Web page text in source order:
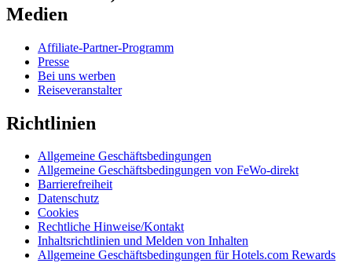
Medien
Affiliate-Partner-Programm
Presse
Bei uns werben
Reiseveranstalter
Richtlinien
Allgemeine Geschäftsbedingungen
Allgemeine Geschäftsbedingungen von FeWo-direkt
Barrierefreiheit
Datenschutz
Cookies
Rechtliche Hinweise/Kontakt
Inhaltsrichtlinien und Melden von Inhalten
Allgemeine Geschäftsbedingungen für Hotels.com Rewards